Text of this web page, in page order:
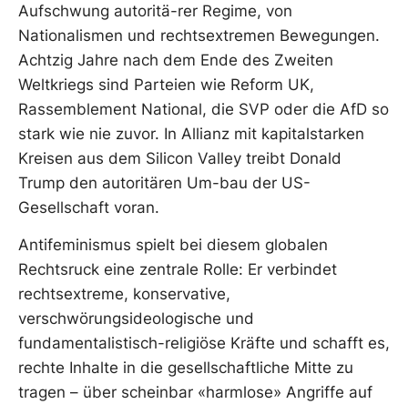
Aufschwung autoritä-rer Regime, von
Nationalismen und rechtsextremen Bewegungen.
Achtzig Jahre nach dem Ende des Zweiten
Weltkriegs sind Parteien wie Reform UK,
Rassemblement National, die SVP oder die AfD so
stark wie nie zuvor. In Allianz mit kapitalstarken
Kreisen aus dem Silicon Valley treibt Donald
Trump den autoritären Um-bau der US-
Gesellschaft voran.
Antifeminismus spielt bei diesem globalen
Rechtsruck eine zentrale Rolle: Er verbindet
rechtsextreme, konservative,
verschwörungsideologische und
fundamentalistisch-religiöse Kräfte und schafft es,
rechte Inhalte in die gesellschaftliche Mitte zu
tragen – über scheinbar «harmlose» Angriffe auf